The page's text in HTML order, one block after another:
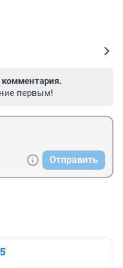
комментария.
первым!
Отправить